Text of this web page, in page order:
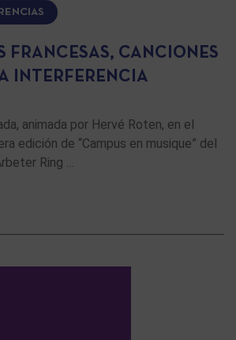
FRANCESAS, CANCIONES
INTERFERENCIA
animada por Hervé Roten, en el
edición de “Campus en musique” del
Ring …